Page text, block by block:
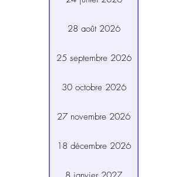
28 août 2026
25 septembre 2026
30 octobre 2026
27 novembre 2026
18 décembre 2026